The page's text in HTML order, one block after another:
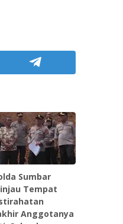
Sumbar
Tempat
Anggotanya